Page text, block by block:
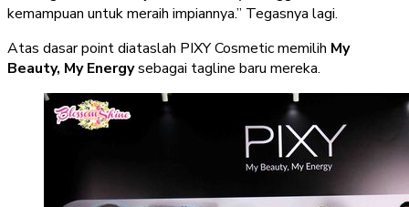
kemampuan untuk meraih impiannya.” Tegasnya lagi.
Atas dasar point diataslah PIXY Cosmetic memilih My
Beauty, My Energysebagai tagline baru mereka.